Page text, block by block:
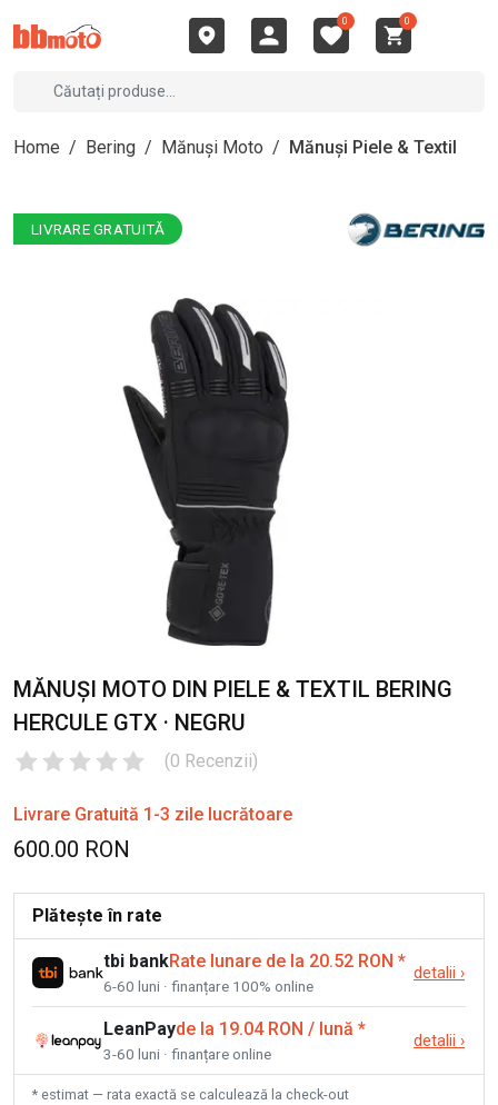
0 0
Home / Bering / Mănuși Moto / Mănuși Piele & Textil
LIVRARE GRATUITĂ
MĂNUȘI MOTO DIN PIELE & TEXTIL BERING
HERCULE GTX · NEGRU
(0 Recenzii)
Livrare Gratuită 1-3 zile lucrătoare
600.00 RON
Plătește în rate
tbi bankRate lunare de la 20.52 RON *
6-60 luni · finanțare 100% online
detalii ›
LeanPayde la 19.04 RON / lună *
3-60 luni · finanțare online
detalii ›
* estimat — rata exactă se calculează la check-out